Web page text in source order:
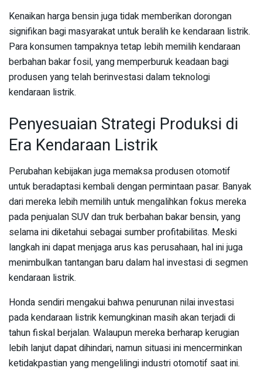
Kenaikan harga bensin juga tidak memberikan dorongan
signifikan bagi masyarakat untuk beralih ke kendaraan listrik.
Para konsumen tampaknya tetap lebih memilih kendaraan
berbahan bakar fosil, yang memperburuk keadaan bagi
produsen yang telah berinvestasi dalam teknologi
kendaraan listrik.
Penyesuaian Strategi Produksi di
Era Kendaraan Listrik
Perubahan kebijakan juga memaksa produsen otomotif
untuk beradaptasi kembali dengan permintaan pasar. Banyak
dari mereka lebih memilih untuk mengalihkan fokus mereka
pada penjualan SUV dan truk berbahan bakar bensin, yang
selama ini diketahui sebagai sumber profitabilitas. Meski
langkah ini dapat menjaga arus kas perusahaan, hal ini juga
menimbulkan tantangan baru dalam hal investasi di segmen
kendaraan listrik.
Honda sendiri mengakui bahwa penurunan nilai investasi
pada kendaraan listrik kemungkinan masih akan terjadi di
tahun fiskal berjalan. Walaupun mereka berharap kerugian
lebih lanjut dapat dihindari, namun situasi ini mencerminkan
ketidakpastian yang mengelilingi industri otomotif saat ini.